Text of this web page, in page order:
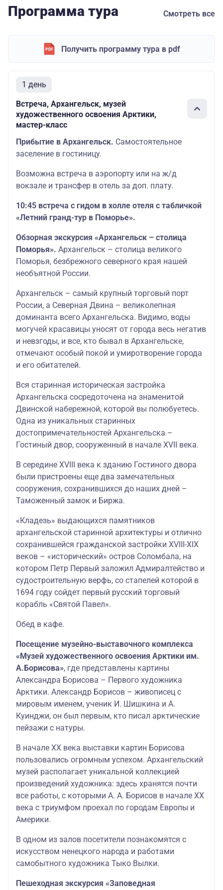
Программа тура Смотреть все
Получить программу тура в pdf
1 день
Встреча, Архангельск, музей
художественного освоения Арктики,
мастер-класс
Прибытие в Архангельск. Самостоятельное
заселение в гостиницу.
Возможна встреча в аэропорту или на ж/д
вокзале и трансфер в отель за доп. плату.
10:45 встреча с гидом в холле отеля с табличкой
«Летний гранд-тур в Поморье».
Обзорная экскурсия «Архангельск – столица
Поморья». Архангельск – столица великого
Поморья, безбрежного северного края нашей
необъятной России.
Архангельск – самый крупный торговый порт
России, а Северная Двина – великолепная
доминанта всего Архангельска. Видимо, воды
могучей красавицы уносят от города весь негатив
и невзгоды, и все, кто бывал в Архангельске,
отмечают особый покой и умиротворение города
и его обитателей.
Вся старинная историческая застройка
Архангельска сосредоточена на знаменитой
Двинской набережной, которой вы полюбуетесь.
Одна из уникальных старинных
достопримечательностей Архангельска –
Гостиный двор, сооруженный в начале XVII века.
В середине XVIII века к зданию Гостиного двора
были пристроены еще два замечательных
сооружения, сохранившихся до наших дней –
Таможенный замок и Биржа.
«Кладезь» выдающихся памятников
архангельской старинной архитектуры и отлично
сохранившейся гражданской застройки XVIII-XIX
веков – «исторический» остров Соломбала, на
котором Петр Первый заложил Адмиралтейство и
судостроительную верфь, со стапелей которой в
1694 году сойдет первый русский торговый
корабль «Святой Павел».
Обед в кафе.
Посещение музейно-выставочного комплекса
«Музей художественного освоения Арктики им.
А.Борисова», где представлены картины
Александра Борисова – Первого художника
Арктики. Александр Борисов – живописец с
мировым именем, ученик И. Шишкина и А.
Куинджи, он был первым, кто писал арктические
пейзажи с натуры.
В начале ХХ века выставки картин Борисова
пользовались огромным успехом. Архангельский
музей располагает уникальной коллекцией
произведений художника: здесь хранятся почти
все работы, с которыми А. А. Борисов в начале XX
века с триумфом проехал по городам Европы и
Америки.
В одном из залов посетители познакомятся с
искусством ненецкого народа и работами
самобытного художника Тыко Вылки.
Пешеходная экскурсия «Заповедная